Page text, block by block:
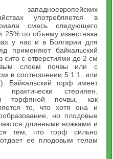
употребляется в
смесь следующего
по объему известняка
у нас и в Болгарии для
применяют байкальский
с отверстиями до 2 см
слоем почвы или с
в соотношении 5:1:1, или
Байкальский торф имеет
стерилен.
торфяной почвы, как
то, что хотя она и
но плодовые
длинными ножками и
тем, что торф сильно
ее плодовым телам